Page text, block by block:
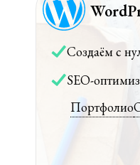
Создаём с
SEO-
Портфолио